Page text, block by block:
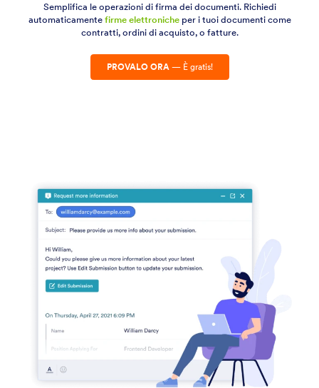
Semplifica le operazioni di firma dei documenti. Richiedi
automaticamentefirme elettronicheper i tuoi documenti come
contratti, ordini di acquisto, o fatture.
PROVALO ORA— È gratis!